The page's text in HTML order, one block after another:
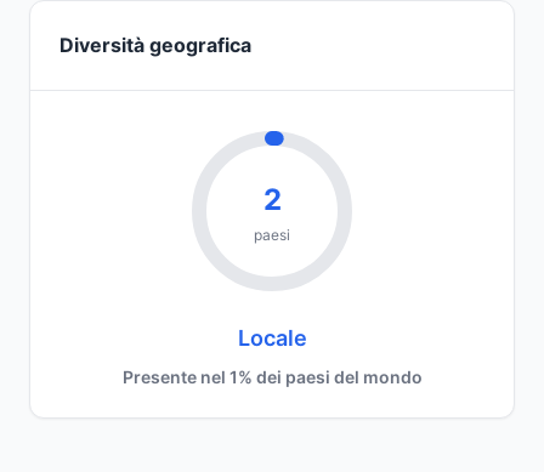
Diversità geografica
2
paesi
Locale
Presente nel 1% dei paesi del mondo